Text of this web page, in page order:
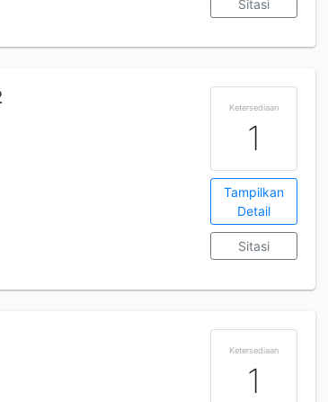
Sitasi
Ketersediaan
1
Tampilkan
Detail
Sitasi
Ketersediaan
1